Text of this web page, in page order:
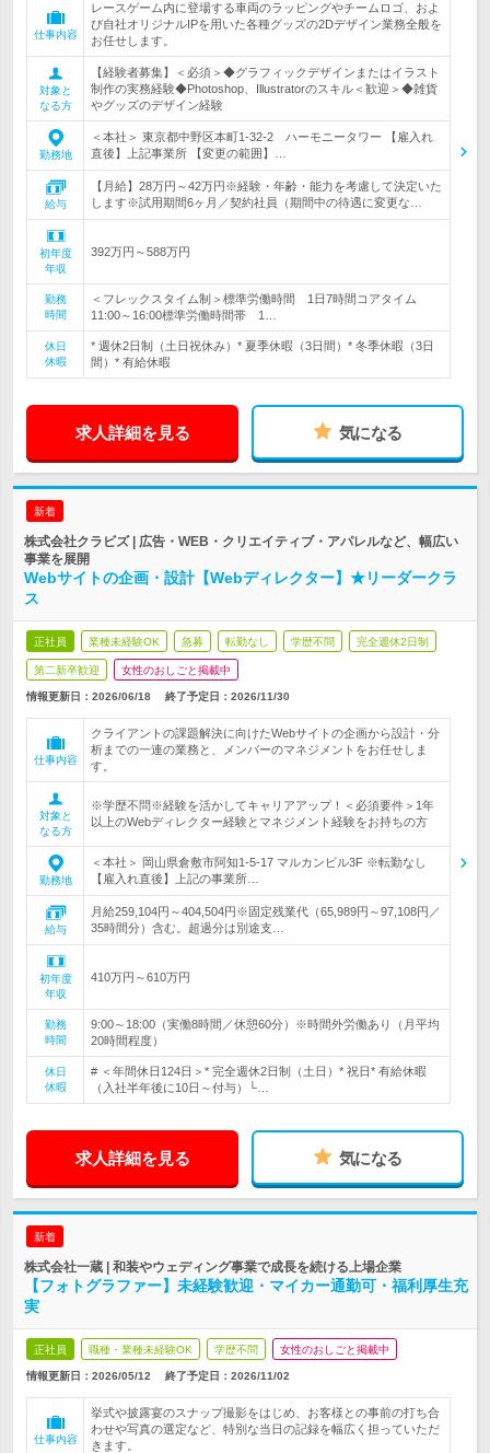
仕事内容
レースゲーム内に登場する車両のラッピングやチームロゴ、およ
び自社オリジナルIPを用いた各種グッズの2Dデザイン業務全般を
お任せします。
対象と
なる方
【経験者募集】＜必須＞◆グラフィックデザインまたはイラスト
制作の実務経験◆Photoshop、Illustratorのスキル＜歓迎＞◆雑貨
やグッズのデザイン経験
勤務地
＜本社＞ 東京都中野区本町1-32-2 ハーモニータワー 【雇入れ
直後】上記事業所 【変更の範囲】…
給与
【月給】28万円～42万円※経験・年齢・能力を考慮して決定いた
します※試用期間6ヶ月／契約社員（期間中の待遇に変更な…
初年度
年収
392万円～588万円
勤務
時間
＜フレックスタイム制＞標準労働時間 1日7時間コアタイム
11:00～16:00標準労働時間帯 1…
休日
休暇
* 週休2日制（土日祝休み）* 夏季休暇（3日間）* 冬季休暇（3日
間）* 有給休暇
求人詳細を見る 気になる
新着
株式会社クラビズ | 広告・WEB・クリエイティブ・アパレルなど、幅広い
事業を展開
Webサイトの企画・設計【Webディレクター】★リーダークラ
ス
正社員 業種未経験OK 急募 転勤なし 学歴不問 完全週休2日制
第二新卒歓迎 女性のおしごと掲載中
情報更新日：2026/06/18 終了予定日： 2026/11/30
仕事内容
クライアントの課題解決に向けたWebサイトの企画から設計・分
析までの一連の業務と、メンバーのマネジメントをお任せしま
す。
対象と
なる方
※学歴不問※経験を活かしてキャリアアップ！＜必須要件＞1年
以上のWebディレクター経験とマネジメント経験をお持ちの方
勤務地
＜本社＞ 岡山県倉敷市阿知1-5-17 マルカンビル3F ※転勤なし
【雇入れ直後】上記の事業所…
給与
月給259,104円～404,504円※固定残業代（65,989円～97,108円／
35時間分）含む。超過分は別途支…
初年度
年収
410万円～610万円
勤務
時間
9:00～18:00（実働8時間／休憩60分）※時間外労働あり（月平均
20時間程度）
休日
休暇
# ＜年間休日124日＞* 完全週休2日制（土日）* 祝日* 有給休暇
（入社半年後に10日～付与）└…
求人詳細を見る 気になる
新着
株式会社一蔵 | 和装やウェディング事業で成長を続ける上場企業
【フォトグラファー】未経験歓迎・マイカー通勤可・福利厚生充
実
正社員 職種・業種未経験OK 学歴不問 女性のおしごと掲載中
情報更新日：2026/05/12 終了予定日： 2026/11/02
仕事内容
挙式や披露宴のスナップ撮影をはじめ、お客様との事前の打ち合
わせや写真の選定など、特別な当日の記録を幅広く担っていただ
きます。